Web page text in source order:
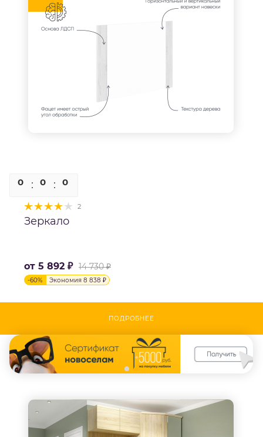
0 0 0
2
Зеркало
от 5 892 ₽ 14 730 ₽
-60% Экономия 8 838 ₽
ПОДРОБНЕЕ